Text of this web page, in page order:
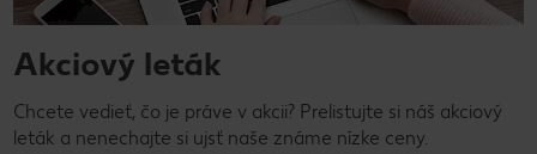
Akciový leták
Chcete vedieť, čo je práve v akcii? Prelistujte si náš akciový
leták a nenechajte si ujsť naše známe nízke ceny.